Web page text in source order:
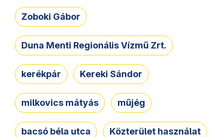
Zoboki Gábor
Duna Menti Regionális Vízmű Zrt.
kerékpár Kereki Sándor
milkovics mátyás műjég
bacsó béla utca Közterület használat